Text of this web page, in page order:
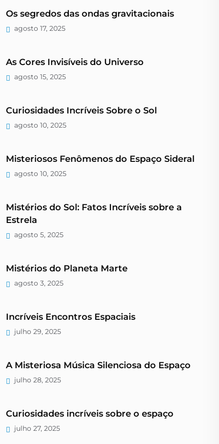
Os segredos das ondas gravitacionais
agosto 17, 2025
As Cores Invisíveis do Universo
agosto 15, 2025
Curiosidades Incríveis Sobre o Sol
agosto 10, 2025
Misteriosos Fenômenos do Espaço Sideral
agosto 10, 2025
Mistérios do Sol: Fatos Incríveis sobre a
Estrela
agosto 5, 2025
Mistérios do Planeta Marte
agosto 3, 2025
Incríveis Encontros Espaciais
julho 29, 2025
A Misteriosa Música Silenciosa do Espaço
julho 28, 2025
Curiosidades incríveis sobre o espaço
julho 27, 2025